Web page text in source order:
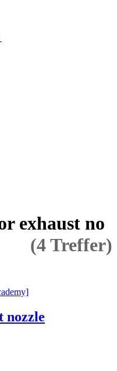
exhaust no
(4 Treffer)
nozzle